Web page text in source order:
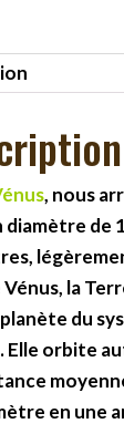
, nous
diamètre de
la
du
Elle orbite
en une